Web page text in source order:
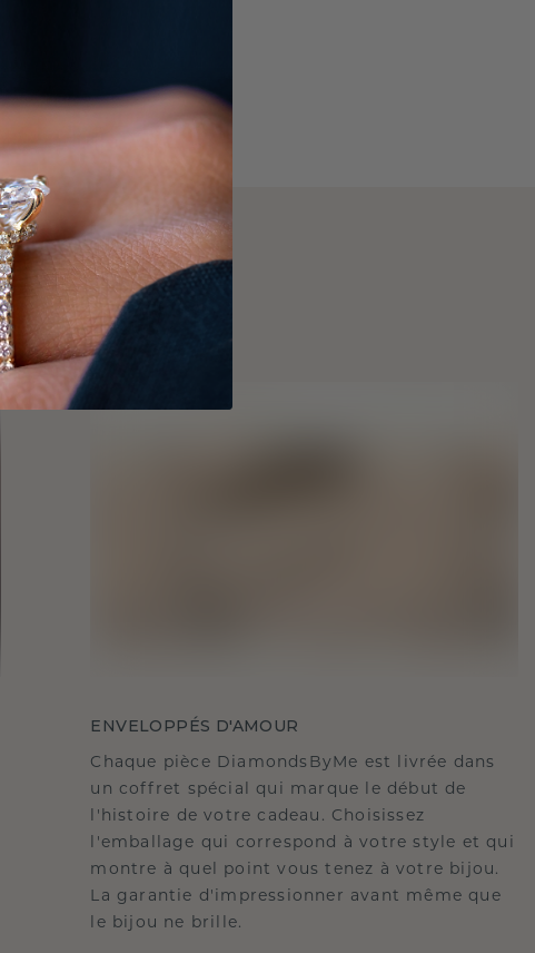
ENVELOPPÉS D'AMOUR
Chaque pièce DiamondsByMe est livrée dans
un coffret spécial qui marque le début de
l'histoire de votre cadeau. Choisissez
l'emballage qui correspond à votre style et qui
montre à quel point vous tenez à votre bijou.
La garantie d'impressionner avant même que
le bijou ne brille.